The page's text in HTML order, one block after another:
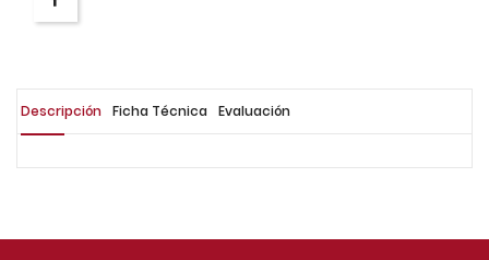
Descripción Ficha Técnica Evaluación